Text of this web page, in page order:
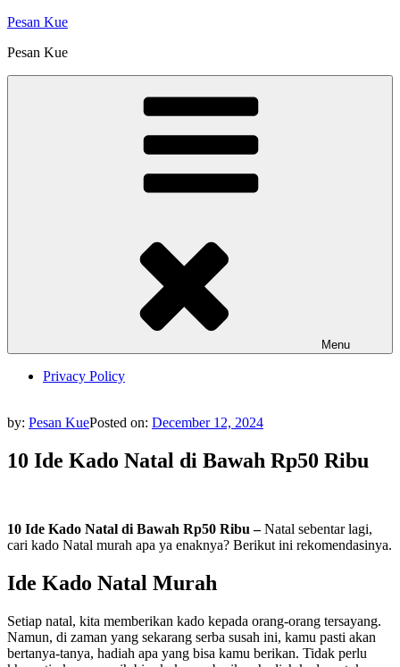
Skip
content
Pesan Kue
Pesan Kue
Menu
Privacy Policy
by: Pesan KuePosted on: December 12, 2024
10 Ide Kado Natal di Bawah Rp50 Ribu
10 Ide Kado Natal di Bawah Rp50 Ribu –Natal sebentar lagi,
cari kado Natal murah apa ya enaknya? Berikut ini rekomendasinya.
Ide Kado Natal Murah
Setiap natal, kita memberikan kado kepada orang-orang tersayang.
Namun, di zaman yang sekarang serba susah ini, kamu pasti akan
bertanya-tanya, hadiah apa yang bisa kamu berikan. Tidak perlu